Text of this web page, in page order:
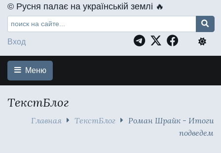
©️ Русня палає на українській землі 🔥
Вход
Меню
ТекстБлог
Главная ТекстБлог
Роман Шрайк - Итоги
подведем